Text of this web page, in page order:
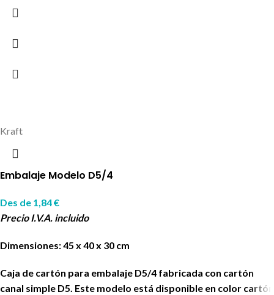
Kraft
Embalaje Modelo D5/4
Des de 1,84€
Precio I.V.A. incluido
Dimensiones: 45 x 40 x 30 cm
Caja de cartón para embalaje D5/4 fabricada con cartón
canal simple D5. Este modelo está disponible en color cartón